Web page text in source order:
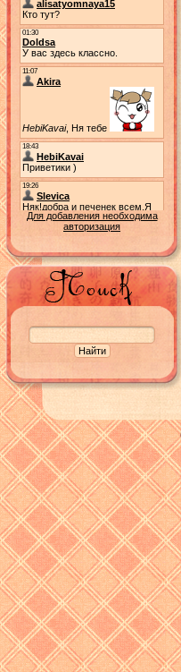
Для добавления необходима
авторизация